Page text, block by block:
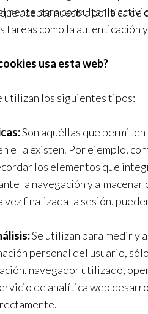
acepta nuestra política de
para consultar la
como la autenticación
usa esta web?
utilizan los siguientes tipos:
Son aquéllas que
ella existen. Por ejemplo,
los elementos que
la navegación y
vez finalizada la sesión,
Se utilizan para medir y
personal del usuario,
navegador utilizado,
de analítica web